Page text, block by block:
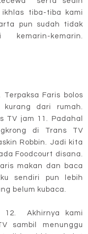
tiba-tiba kami
pun sudah tidak
kemarin.
Faris bolos
dari rumah.
TV jam 11. Padahal
di Trans TV
Robbin. Jadi kita
Foodcourt disana.
makan dan baca
sendiri pun lebih
belum kubaca.
12. Akhirnya kami
sambil menunggu